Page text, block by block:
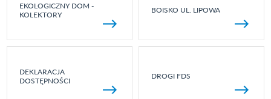
EKOLOGICZNY DOM -
KOLEKTORY
BOISKO UL. LIPOWA
DEKLARACJA
DOSTĘPNOŚCI
DROGI FDS